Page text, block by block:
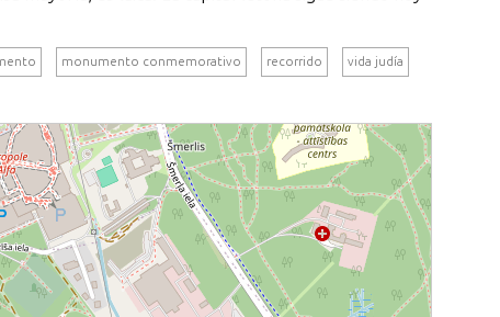
monumento conmemorativo recorrido vida judía